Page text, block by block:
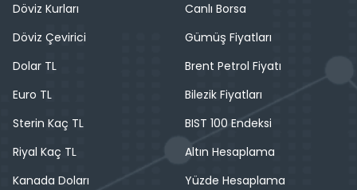
Döviz Kurları
Döviz Çevirici
Dolar TL
Euro TL
Sterin Kaç TL
Riyal Kaç TL
Kanada Doları
Canlı Borsa
Gümüş Fiyatları
Brent Petrol Fiyatı
Bilezik Fiyatları
BIST 100 Endeksi
Altın Hesaplama
Yüzde Hesaplama